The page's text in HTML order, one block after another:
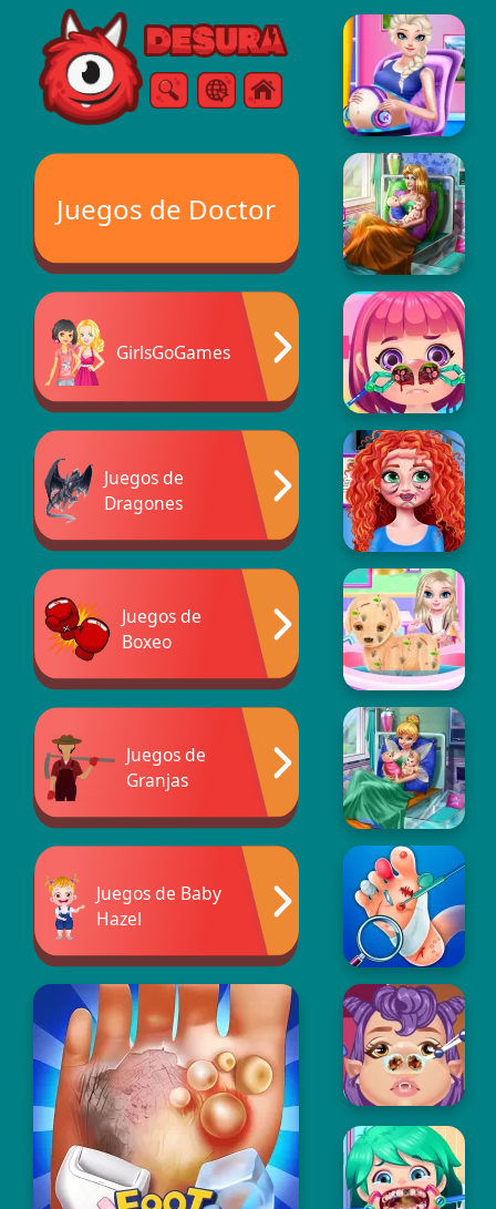
Free Online Games
BuscarMenú
Juegos de Doctor
GirlsGoGames
Juegos de
Dragones
Juegos de
Boxeo
Juegos de
Granjas
Juegos de Baby
Hazel